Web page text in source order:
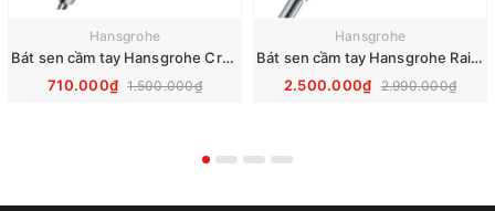
Hansgrohe
Bát sen cầm tay Hansgrohe Crometta Vario 26330400
710.000₫ 1.500.000₫
Hansgrohe
Bát sen cầm tay Hansgrohe Raindance Select S 120 3jet 26520000
2.500.000₫ 2.990.000₫